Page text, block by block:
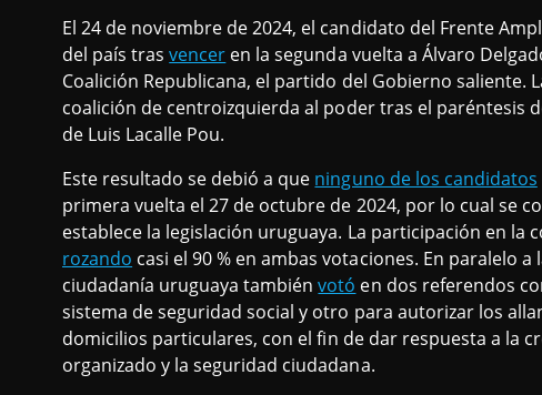
El 24 de noviembre de 2024, el candidato del Frente
del país trasvencer en la segunda vuelta a Álvaro
Coalición Republicana, el partido del Gobierno saliente.
coalición de centroizquierda al poder tras el paréntesis
de Luis Lacalle Pou.
Este resultado se debió a que ninguno de los candidatos
primera vuelta el 27 de octubre de 2024, por lo cual se
establece la legislación uruguaya. La participación en la
rozando casi el 90 % en ambas votaciones. En paralelo
ciudadanía uruguaya tambiénvotó en dos referendos
sistema de seguridad social y otro para autorizar los
domicilios particulares, con el fin de dar respuesta a la
organizado y la seguridad ciudadana.